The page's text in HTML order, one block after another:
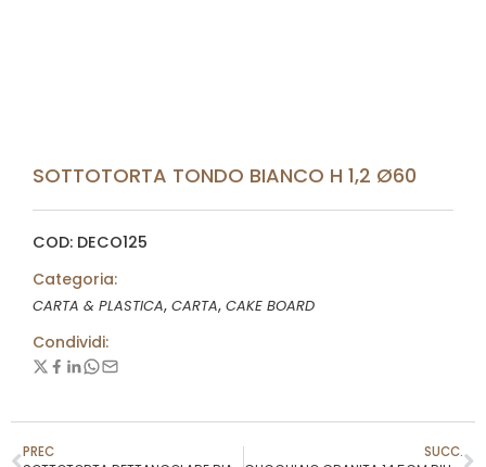
SOTTOTORTA TONDO BIANCO H 1,2 Ø60
COD: DECO125
Categoria:
CARTA & PLASTICA, CARTA, CAKE BOARD
Condividi:
PREC SUCC.